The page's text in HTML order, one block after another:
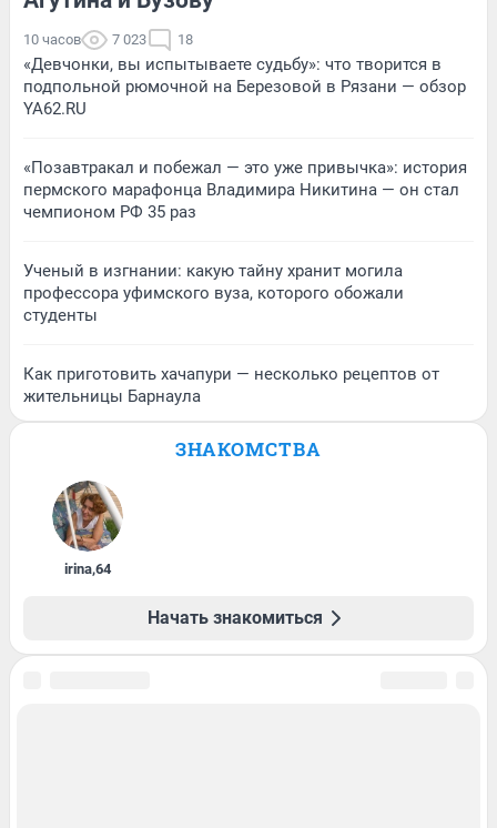
10 часов 7 023 18
«Девчонки, вы испытываете судьбу»: что творится в
подпольной рюмочной на Березовой в Рязани — обзор
YA62.RU
«Позавтракал и побежал — это уже привычка»: история
пермского марафонца Владимира Никитина — он стал
чемпионом РФ 35 раз
Ученый в изгнании: какую тайну хранит могила
профессора уфимского вуза, которого обожали
студенты
Как приготовить хачапури — несколько рецептов от
жительницы Барнаула
ЗНАКОМСТВА
irina,64
Начать знакомиться